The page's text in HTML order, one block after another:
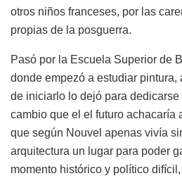
otros niños franceses, por las
propias de la posguerra.
Pasó por la Escuela Superior de
donde empezó a estudiar pintura,
de iniciarlo lo dejó para dedicarse
cambio que el el futuro achacaría
que según Nouvel apenas vivía
arquitectura un lugar para poder
momento histórico y político